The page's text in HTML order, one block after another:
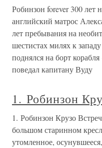
Робинзон forever 300 лет
английский матрос
лет пребывания на
шестистах милях к
поднялся на борт
поведал капитану Вуду
1. Робинзон
1. Робинзон Крузо
большом старинном
утомленное,